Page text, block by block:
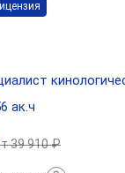
ак.ч
39 910 ₽